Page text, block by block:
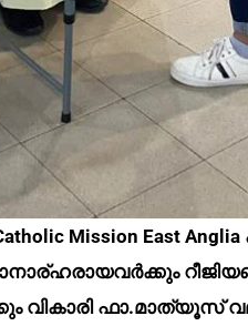
Catholic Mission
വികാരി